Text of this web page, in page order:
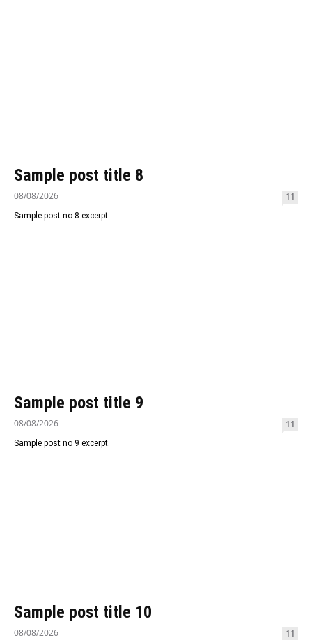
Sample post title 8
08/08/2026 11
Sample post no 8 excerpt.
Sample post title 9
08/08/2026 11
Sample post no 9 excerpt.
Sample post title 10
08/08/2026 11